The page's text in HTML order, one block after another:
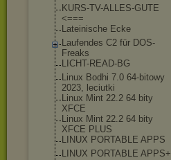
KURS-TV-ALLES-GUTE
<===
Lateinische Ecke
Laufendes C2 für DOS-
Freaks
LICHT-READ-BG
Linux Bodhi 7.0 64-bitowy
2023, leciutki
Linux Mint 22.2 64 bity
XFCE
Linux Mint 22.2 64 bity
XFCE PLUS
LINUX PORTABLE APPS
LINUX PORTABLE APPS+